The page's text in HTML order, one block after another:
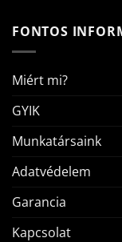
FONTOS
Miért mi?
GYIK
Munkatársaink
Adatvédelem
Garancia
Kapcsolat